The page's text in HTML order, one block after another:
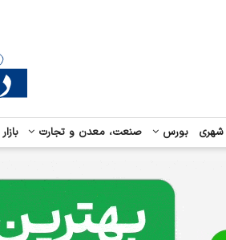
بورس صنعت، معدن و تجارت